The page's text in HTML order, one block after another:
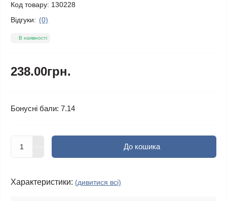
Код товару: 130228
Відгуки: (0)
В наявності
238.00грн.
Бонусні бали: 7.14
До кошика
Характеристики: (дивитися всі)